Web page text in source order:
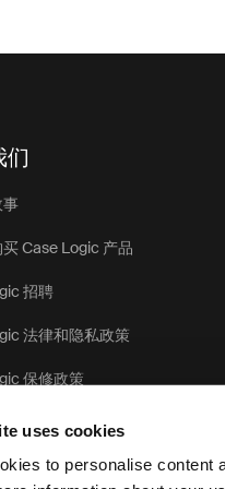
uses cookies
to personalise content
们
事
Case Logic 产品
招聘
法律和隐私政策
保修政策